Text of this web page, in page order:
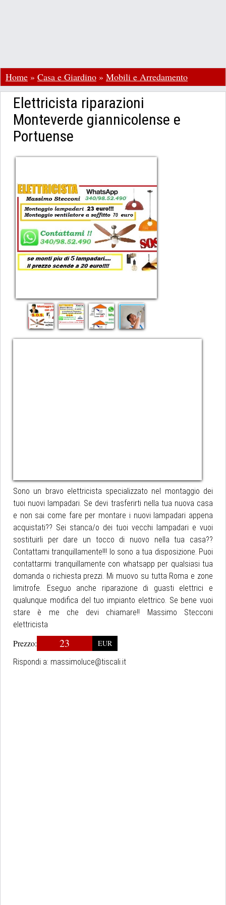
Home » Casa e Giardino » Mobili e Arredamento
Elettricista riparazioni
Monteverde giannicolense e
Portuense
Sono un bravo elettricista specializzato nel montaggio dei
tuoi nuovi lampadari. Se devi trasferirti nella tua nuova casa
e non sai come fare per montare i nuovi lampadari appena
acquistati?? Sei stanca/o dei tuoi vecchi lampadari e vuoi
sostituirli per dare un tocco di nuovo nella tua casa??
Contattami tranquillamente!!! Io sono a tua disposizione. Puoi
contattarmi tranquillamente con whatsapp per qualsiasi tua
domanda o richiesta prezzi. Mi muovo su tutta Roma e zone
limitrofe. Eseguo anche riparazione di guasti elettrici e
qualunque modifica del tuo impianto elettrico. Se bene vuoi
stare è me che devi chiamare!! Massimo Stecconi
elettricista
Prezzo: 23
EUR
Rispondi a: massimoluce@tiscali.it